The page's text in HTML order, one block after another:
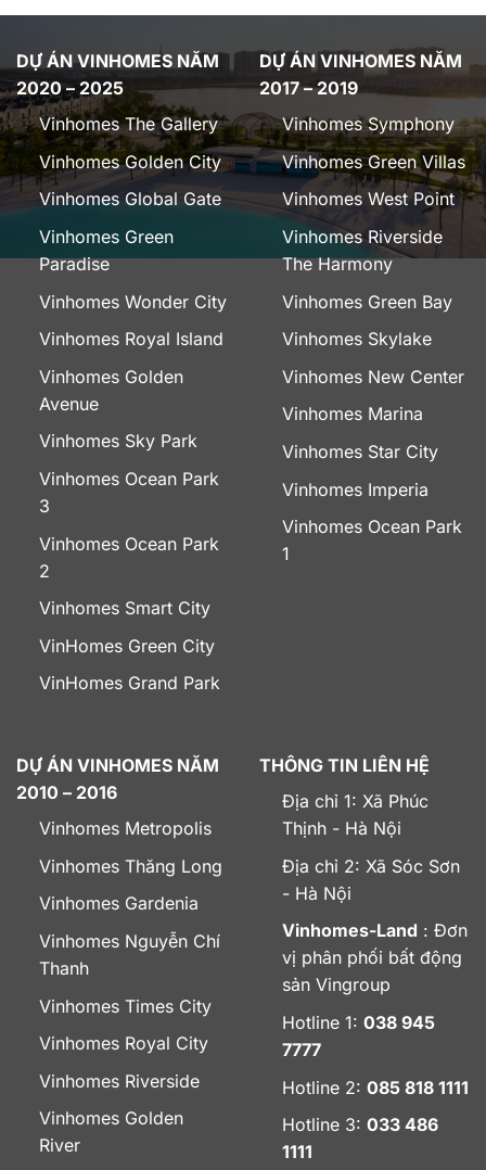
DỰ ÁN VINHOMES NĂM
2020 – 2025
Vinhomes The Gallery
Vinhomes Golden City
Vinhomes Global Gate
Vinhomes Green
Paradise
Vinhomes Wonder City
Vinhomes Royal Island
Vinhomes Golden
Avenue
Vinhomes Sky Park
Vinhomes Ocean Park
3
Vinhomes Ocean Park
2
Vinhomes Smart City
VinHomes Green City
VinHomes Grand Park
DỰ ÁN VINHOMES NĂM
2017 – 2019
Vinhomes Symphony
Vinhomes Green Villas
Vinhomes West Point
Vinhomes Riverside
The Harmony
Vinhomes Green Bay
Vinhomes Skylake
Vinhomes New Center
Vinhomes Marina
Vinhomes Star City
Vinhomes Imperia
Vinhomes Ocean Park
1
DỰ ÁN VINHOMES NĂM
2010 – 2016
Vinhomes Metropolis
Vinhomes Thăng Long
Vinhomes Gardenia
Vinhomes Nguyễn Chí
Thanh
Vinhomes Times City
Vinhomes Royal City
Vinhomes Riverside
Vinhomes Golden
River
THÔNG TIN LIÊN HỆ
Địa chỉ 1: Xã Phúc
Thịnh - Hà Nội
Địa chỉ 2: Xã Sóc Sơn
- Hà Nội
Vinhomes-Land : Đơn
vị phân phối bất động
sản Vingroup
Hotline 1: 038 945
7777
Hotline 2: 085 818 1111
Hotline 3: 033 486
1111